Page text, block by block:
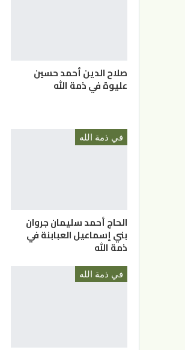
صلاح الدين أحمد حسين
عليوة في ذمة الله
في ذمة الله
الحاج أحمد سليمان جروان
بني إسماعيل العبابنة في
ذمة الله
في ذمة الله